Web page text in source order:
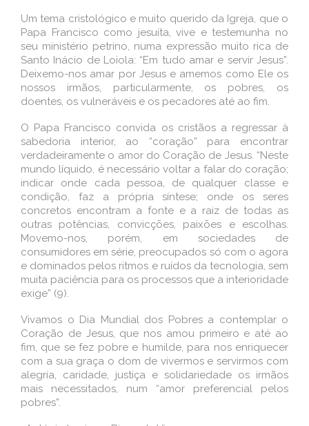
Um tema cristológico e muito querido da Igreja, que o
Papa Francisco como jesuíta, vive e testemunha no
seu ministério petrino, numa expressão muito rica de
Santo Inácio de Loiola: “Em tudo amar e servir Jesus”.
Deixemo-nos amar por Jesus e amemos como Ele os
nossos irmãos, particularmente, os pobres, os
doentes, os vulneráveis e os pecadores até ao fim.
O Papa Francisco convida os cristãos a regressar à
sabedoria interior, ao “coração” para encontrar
verdadeiramente o amor do Coração de Jesus. “Neste
mundo líquido, é necessário voltar a falar do coração;
indicar onde cada pessoa, de qualquer classe e
condição, faz a própria síntese; onde os seres
concretos encontram a fonte e a raiz de todas as
outras potências, convicções, paixões e escolhas.
Movemo-nos, porém, em sociedades de
consumidores em série, preocupados só com o agora
e dominados pelos ritmos e ruídos da tecnologia, sem
muita paciência para os processos que a interioridade
exige” (9).
Vivamos o Dia Mundial dos Pobres a contemplar o
Coração de Jesus, que nos amou primeiro e até ao
fim, que se fez pobre e humilde, para nos enriquecer
com a sua graça o dom de vivermos e servirmos com
alegria, caridade, justiça e solidariedade os irmãos
mais necessitados, num “amor preferencial pelos
pobres”.